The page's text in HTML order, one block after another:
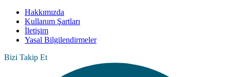
Hakkımızda
Kullanım Şartları
İletişim
Yasal Bilgilendirmeler
Bizi Takip Et